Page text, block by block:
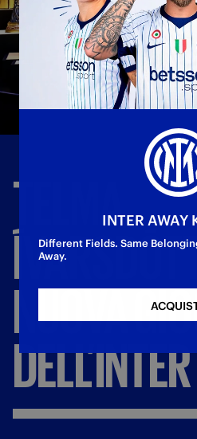
TELMA
NUOVA
DELL’INTER
INTER AWAY
Different Fields. Same
Away.